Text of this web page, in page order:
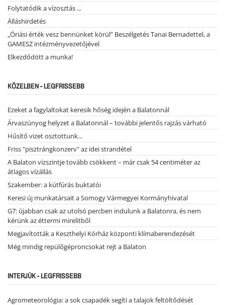
Folytatódik a vízosztás ...
Álláshirdetés
„Óriási érték vesz bennünket körül” Beszélgetés Tanai Bernadettel, a
GAMESZ intézményvezetőjével
Elkezdődött a munka!
KÖZELBEN - LEGFRISSEBB
Ezeket a fagylaltokat keresik hőség idején a Balatonnál
Árvaszúnyog helyzet a Balatonnál – további jelentős rajzás várható
Hűsítő vizet osztottunk...
Friss "pisztrángkonzerv" az idei strandétel
A Balaton vízszintje tovább csökkent – már csak 54 centiméter az
átlagos vízállás
Szakember: a kútfúrás buktatói
Keresi új munkatársait a Somogy Vármegyei Kormányhivatal
G7: újabban csak az utolsó percben indulunk a Balatonra, és nem
kérünk az éttermi mirelitből
Megjavították a Keszthelyi Kórház központi klímaberendezését
Még mindig repülőgéproncsokat rejt a Balaton
INTERJÚK - LEGFRISSEBB
Agrometeorológia: a sok csapadék segíti a talajok feltöltődését